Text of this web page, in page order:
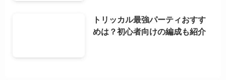
トリッカル最強パーティおすす
めは？初心者向けの編成も紹介